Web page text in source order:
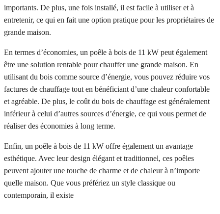
importants. De plus, une fois installé, il est facile à utiliser et à
entretenir, ce qui en fait une option pratique pour les propriétaires de
grande maison.
En termes d’économies, un poêle à bois de 11 kW peut également
être une solution rentable pour chauffer une grande maison. En
utilisant du bois comme source d’énergie, vous pouvez réduire vos
factures de chauffage tout en bénéficiant d’une chaleur confortable
et agréable. De plus, le coût du bois de chauffage est généralement
inférieur à celui d’autres sources d’énergie, ce qui vous permet de
réaliser des économies à long terme.
Enfin, un poêle à bois de 11 kW offre également un avantage
esthétique. Avec leur design élégant et traditionnel, ces poêles
peuvent ajouter une touche de charme et de chaleur à n’importe
quelle maison. Que vous préfériez un style classique ou
contemporain, il existe